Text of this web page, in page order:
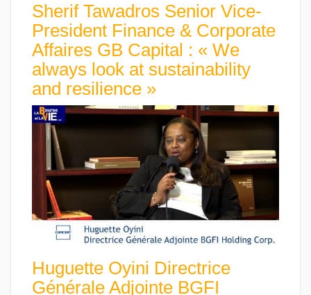
Sherif Tawadros Senior Vice-
President Finance & Corporate
Affaires GB Capital : « We
always look at sustainability
and resilience »
Huguette Oyini Directrice
Générale Adjointe BGFI